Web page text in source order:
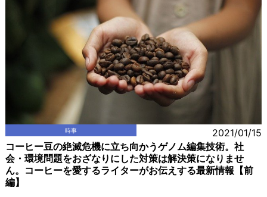
時事 2021/01/15
コーヒー豆の絶滅危機に立ち向かうゲノム編集技術。社
会・環境問題をおざなりにした対策は解決策になりませ
ん。コーヒーを愛するライターがお伝えする最新情報【前
編】